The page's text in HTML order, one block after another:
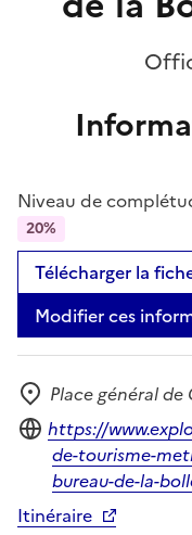
Niveau de
20%
Télécharger la
Modifier ces
Adresse
Place général de
Site internet
https://
de-tourisme-
bureau-de-la-
Itinéraire